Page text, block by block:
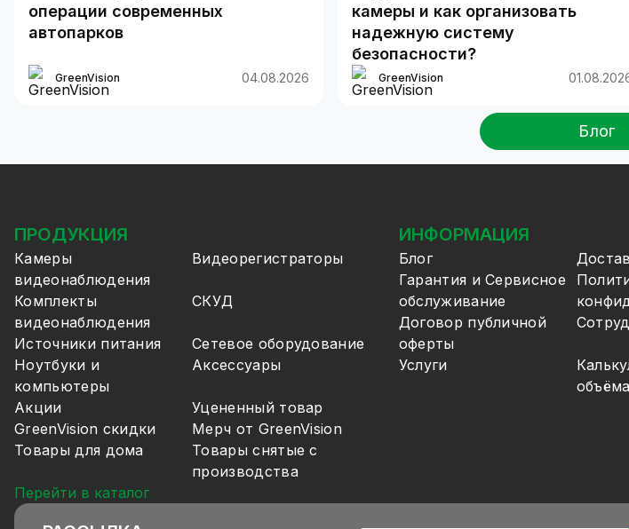
операции современных
автопарков
GreenVision 04.08.2026
камеры и как организовать
надежную систему
безопасности?
GreenVision
Блог
ПРОДУКЦИЯ
Камеры
видеонаблюдения
Видеорегистраторы
Комплекты
видеонаблюдения
СКУД
Источники питания
Сетевое оборудование
Ноутбуки и
компьютеры
Аксессуары
Акции
Уцененный товар
GreenVision скидки
Мерч от GreenVision
Товары для дома
Товары снятые с
производства
Перейти в каталог
ИНФОРМАЦИЯ
Блог
Гарантия и Сервисное
обслуживание
Договор публичной
оферты
Услуги